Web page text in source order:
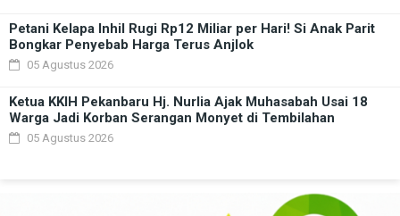
Petani Kelapa Inhil Rugi Rp12 Miliar per Hari! Si Anak Parit
Bongkar Penyebab Harga Terus Anjlok
05 Agustus 2026
Ketua KKIH Pekanbaru Hj. Nurlia Ajak Muhasabah Usai 18
Warga Jadi Korban Serangan Monyet di Tembilahan
05 Agustus 2026